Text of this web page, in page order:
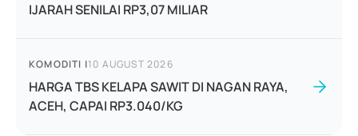
IJARAH SENILAI RP3,07 MILIAR
KOMODITI |10 AUGUST 2026
HARGA TBS KELAPA SAWIT DI NAGAN RAYA,
ACEH, CAPAI RP3.040/KG